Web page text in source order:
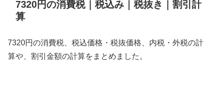
7320円の消費税｜税込み｜税抜き｜割引計
算
7320円の消費税、税込価格・税抜価格、内税・外税の計
算や、割引金額の計算をまとめました。